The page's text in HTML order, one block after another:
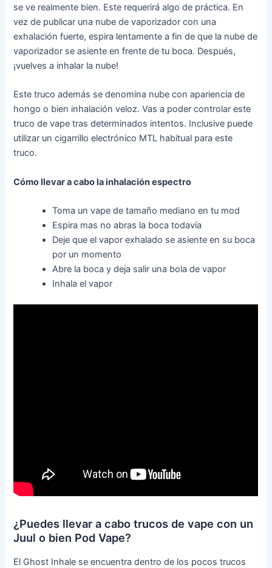
se ve realmente bien. Este requerirá algo de práctica. En
vez de publicar una nube de vaporizador con una
exhalación fuerte, espira lentamente a fin de que la nube de
vaporizador se asiente en frente de tu boca. Después,
¡vuelves a inhalar la nube!
Este truco además se denomina nube con apariencia de
hongo o bien inhalación veloz. Vas a poder controlar este
truco de vape tras determinados intentos. Inclusive puede
utilizar un cigarrillo electrónico MTL habitual para este
truco.
Cómo llevar a cabo la inhalación espectro
Toma un vape de tamaño mediano en tu mod
Espira mas no abras la boca todavía
Deje que el vapor exhalado se asiente en su boca
por un momento
Abre la boca y deja salir una bola de vapor
Inhala el vapor
¿Puedes llevar a cabo trucos de vape con un
Juul o bien Pod Vape?
El Ghost Inhale se encuentra dentro de los pocos trucos